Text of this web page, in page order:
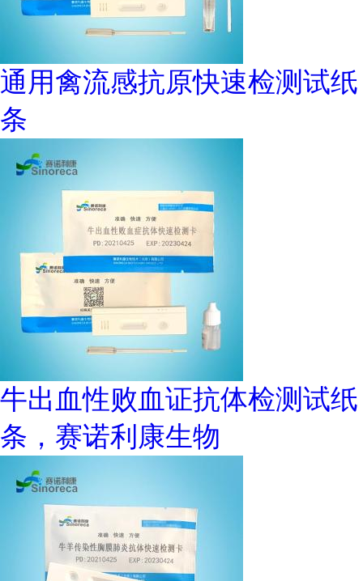
通用禽流感抗原快速检测试纸
条
牛出血性败血证抗体检测试纸
条，赛诺利康生物